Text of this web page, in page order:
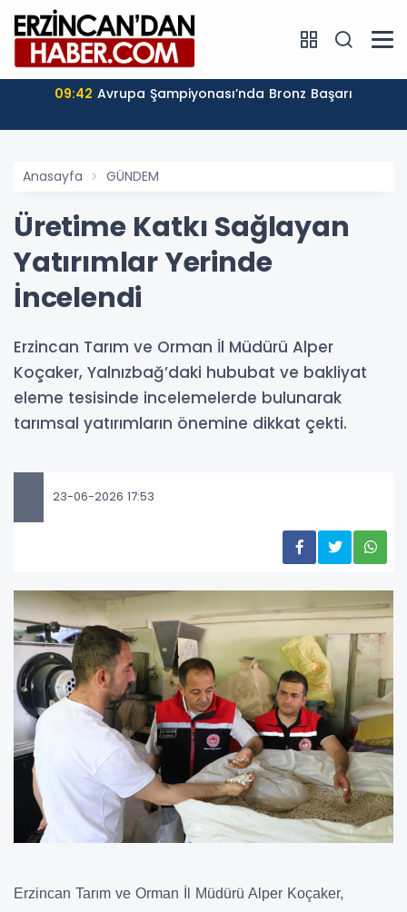
09:42 Avrupa Şampiyonası’nda Bronz Başarı
Anasayfa GÜNDEM
Üretime Katkı Sağlayan
Yatırımlar Yerinde
İncelendi
Erzincan Tarım ve Orman İl Müdürü Alper
Koçaker, Yalnızbağ’daki hububat ve bakliyat
eleme tesisinde incelemelerde bulunarak
tarımsal yatırımların önemine dikkat çekti.
23-06-2026 17:53
Erzincan Tarım ve Orman İl Müdürü Alper Koçaker,